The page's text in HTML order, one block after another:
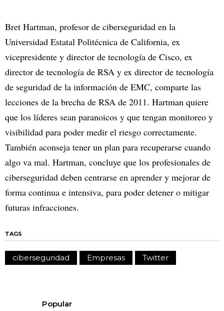
Bret Hartman, profesor de ciberseguridad en la
Universidad Estatal Politécnica de California, ex
vicepresidente y director de tecnología de Cisco, ex
director de tecnología de RSA y ex director de tecnología
de seguridad de la información de EMC, comparte las
lecciones de la brecha de RSA de 2011. Hartman quiere
que los líderes sean paranoicos y que tengan monitoreo y
visibilidad para poder medir el riesgo correctamente.
También aconseja tener un plan para recuperarse cuando
algo va mal. Hartman, concluye que los profesionales de
ciberseguridad deben centrarse en aprender y mejorar de
forma continua e intensiva, para poder detener o mitigar
futuras infracciones.
TAGS
ciberseguridad Empresas Twitter
Popular